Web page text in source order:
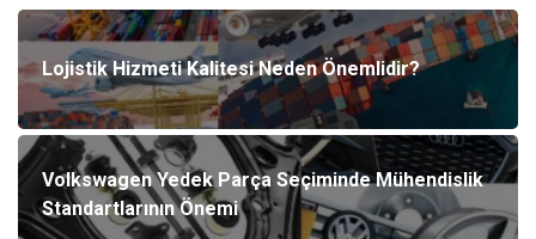
Lojistik Hizmeti Kalitesi Neden Önemlidir?
Volkswagen Yedek Parça Seçiminde Mühendislik
Standartlarının Önemi